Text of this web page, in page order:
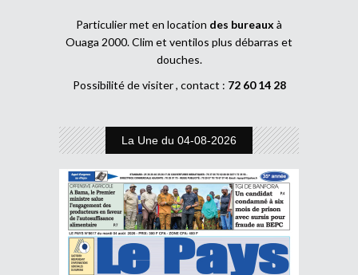
Particulier met en location des bureaux à
Ouaga 2000. Clim et ventilos plus débarras et
douches.
Possibilité de visiter , contact : 72 60 14 28
La Une du 04-08-2026